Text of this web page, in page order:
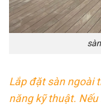
Lắp đặt sàn ngoài
năng kỹ thuật.